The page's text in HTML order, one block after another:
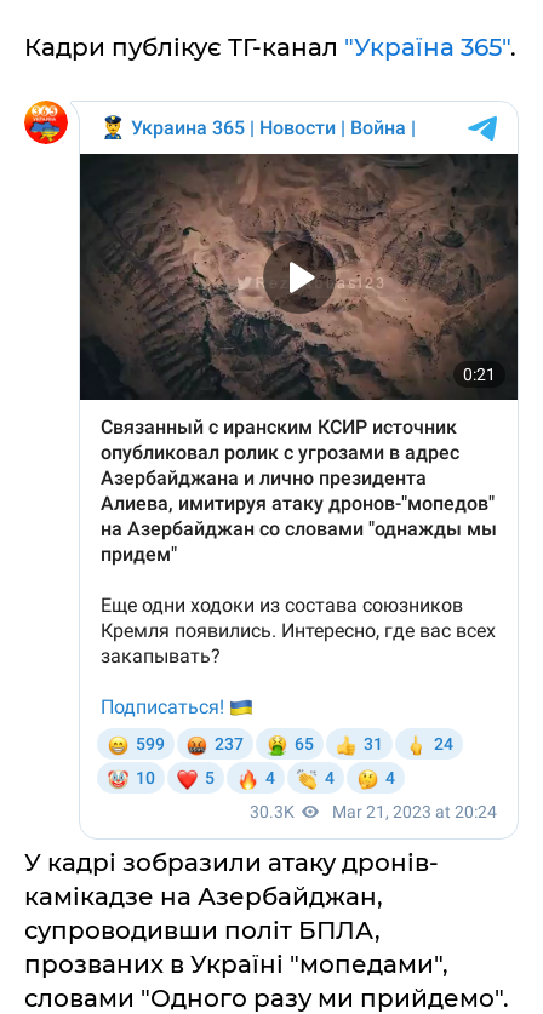
Кадри публікує ТГ-канал "Україна 365".
У кадрі зобразили атаку дронів-
камікадзе на Азербайджан,
супроводивши політ БПЛА,
прозваних в Україні "мопедами",
словами "Одного разу ми прийдемо".